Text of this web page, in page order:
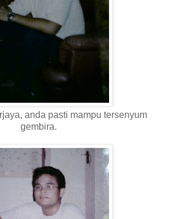
anda pasti mampu tersenyum
gembira.